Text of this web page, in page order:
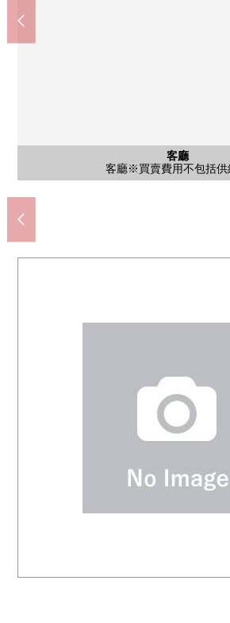
客廳
客廳※買賣費用不包括供
外觀
外觀照片
廚房
廚房※買賣費用不包括供
廚房
廚房※買賣費用不包括供
洗臉
洗臉※買賣費用不包括供
洗臉
洗臉※買賣費用不包括供
公共汽車
浴室※買賣費用不包括供
廁所
廁所※買賣費用不包括供
客廳
客廳※買賣費用不包括供
客廳
客廳※買賣費用不包括供
客廳
客廳※買賣費用不包括供
客廳
客廳※買賣費用不包括供
收納
非居室
收納
非居室
室內
西式房間(約5.5張塌塌
室內
西式房間(約5.5張塌塌
室內
西式房間(約5.1張塌塌
室內
西式房間(約5.1張塌塌
門口
門口
入口
入口
入口
防盜門
共有部分
宅配保管櫃
共有部分
腳踏車停放處
停車場
停車場
停車場
停車場
停車場
停車場
COCOKARA FINE寳塚旭町商